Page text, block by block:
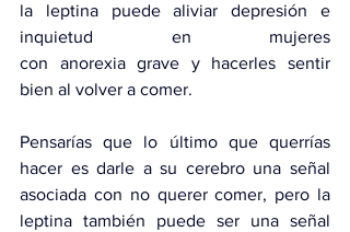
la leptina puede aliviar depresión e
inquietud en mujeres
con anorexia grave y hacerles sentir
bien al volver a comer.
Pensarías que lo último que querrías
hacer es darle a su cerebro una señal
asociada con no querer comer, pero la
leptina también puede ser una señal